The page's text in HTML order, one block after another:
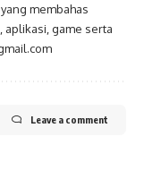
membahas
aplikasi, game serta
Leave a comment